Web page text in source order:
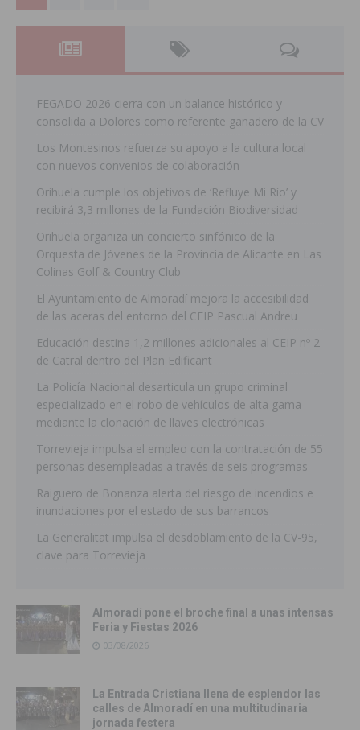
FEGADO 2026 cierra con un balance histórico y
consolida a Dolores como referente ganadero de la CV
Los Montesinos refuerza su apoyo a la cultura local
con nuevos convenios de colaboración
Orihuela cumple los objetivos de ‘Refluye Mi Río’ y
recibirá 3,3 millones de la Fundación Biodiversidad
Orihuela organiza un concierto sinfónico de la
Orquesta de Jóvenes de la Provincia de Alicante en Las
Colinas Golf & Country Club
El Ayuntamiento de Almoradí mejora la accesibilidad
de las aceras del entorno del CEIP Pascual Andreu
Educación destina 1,2 millones adicionales al CEIP nº 2
de Catral dentro del Plan Edificant
La Policía Nacional desarticula un grupo criminal
especializado en el robo de vehículos de alta gama
mediante la clonación de llaves electrónicas
Torrevieja impulsa el empleo con la contratación de 55
personas desempleadas a través de seis programas
Raiguero de Bonanza alerta del riesgo de incendios e
inundaciones por el estado de sus barrancos
La Generalitat impulsa el desdoblamiento de la CV-95,
clave para Torrevieja
Almoradí pone el broche final a unas intensas
Feria y Fiestas 2026
03/08/2026
La Entrada Cristiana llena de esplendor las
calles de Almoradí en una multitudinaria
jornada festera